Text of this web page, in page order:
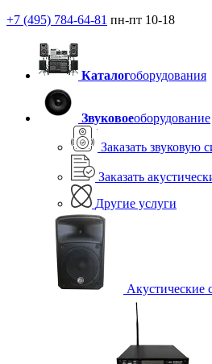
+7 (495) 784-64-81 пн-пт 10-18
Каталогоборудования
Звуковоеоборудование
Заказать звуковую
Заказать
Другие услуги
Акустические